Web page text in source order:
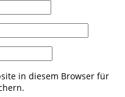
in diesem Browser für